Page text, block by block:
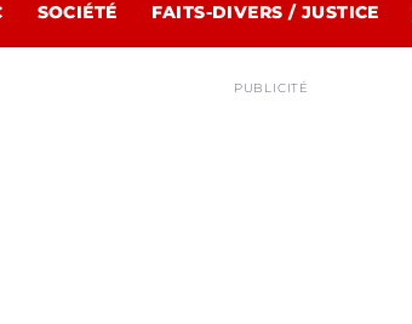
SOCIÉTÉ FAITS-DIVERS / JUSTICE
PUBLICITÉ